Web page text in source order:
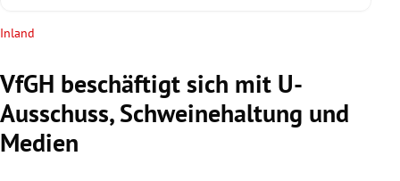
Inland
VfGH beschäftigt sich mit U-
Ausschuss, Schweinehaltung und
Medien